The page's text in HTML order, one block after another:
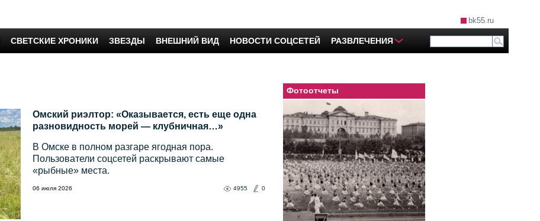
bk55.ru
СВЕТСКИЕ ХРОНИКИ ЗВЕЗДЫ ВНЕШНИЙ ВИД НОВОСТИ СОЦСЕТЕЙ РАЗВЛЕЧЕНИЯ
Омский риэлтор: «Оказывается, есть еще одна
разновидность морей — клубничная…»
В Омске в полном разгаре ягодная пора.
Пользователи соцсетей раскрывают самые
«рыбные» места.
06 июля 2026 4955 0
Фотоотчеты